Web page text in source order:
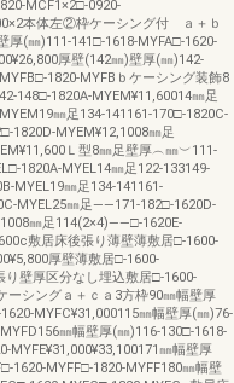
MCF1×2□-0920-
本体左②枠ケーシング付 ａ＋ｂ
厚(㎜)111-141□-1618-MYFA□-1620-
厚壁(142㎜)壁厚(㎜)142-
1820-MYFBｂケーシング装飾8
148□-1820A-MYEM¥11,60014㎜足
㎜足134-141161-170□-1820C-
1820D-MYEM¥12,1008㎜足
Ｌ型8㎜足壁厚︵㎜︶111-
1820A-MYEL14㎜足122-133149-
MYEL19㎜足134-141161-
MYEL25㎜足――171-182□-1620D-
㎜足114(2×4)――□-1620E-
敷居床後張り薄壁薄敷居□-1600-
厚壁薄敷居□-1600-
り壁厚区分なし埋込敷居□-1600-
ーシングａ＋ｃａ3方枠90㎜幅壁厚
MYFC¥31,000115㎜幅壁厚(㎜)76-
㎜幅壁厚(㎜)116-130□-1618-
MYFE¥31,000¥33,100171㎜幅壁厚
1620-MYFF□-1820-MYFF180㎜幅壁